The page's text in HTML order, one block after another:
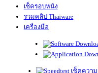
เช็ครอบหนัง
รวมคลิป Thaiware
เครื่องมือ
เช็คความ